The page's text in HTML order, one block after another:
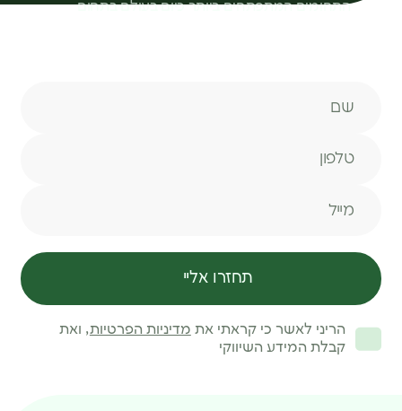
התחומים המתפתחים ביותר כיום בעולם בתחום
תחזרו אליי
הריני לאשר כי קראתי את מדיניות הפרטיות, ואת
קבלת המידע השיווקי